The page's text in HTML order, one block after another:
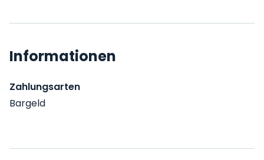
Informationen
Zahlungsarten
Bargeld